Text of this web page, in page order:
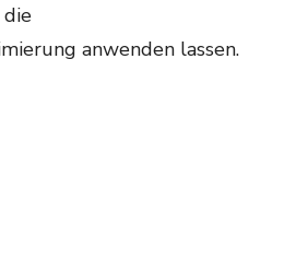
anwenden lassen.